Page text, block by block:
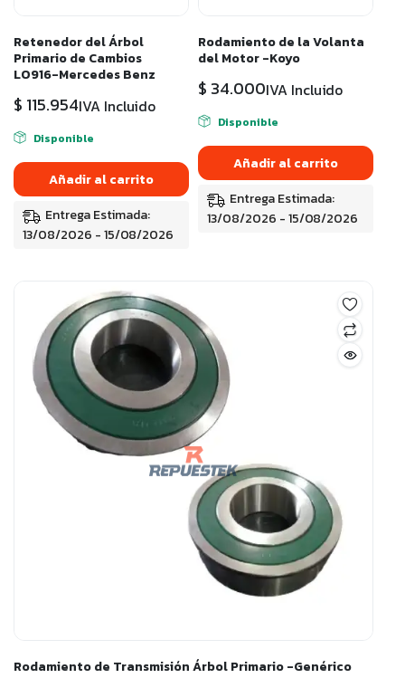
Retenedor del Árbol
Primario de Cambios
LO916-Mercedes Benz
$ 115.954IVA Incluido
Disponible
Añadir al carrito
Entrega Estimada:
13/08/2026 - 15/08/2026
Rodamiento de la Volanta
del Motor -Koyo
$ 34.000IVA Incluido
Disponible
Añadir al carrito
Entrega Estimada:
13/08/2026 - 15/08/2026
Rodamiento de Transmisión Árbol Primario -Genérico